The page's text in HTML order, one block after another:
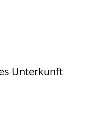
Unterkunft